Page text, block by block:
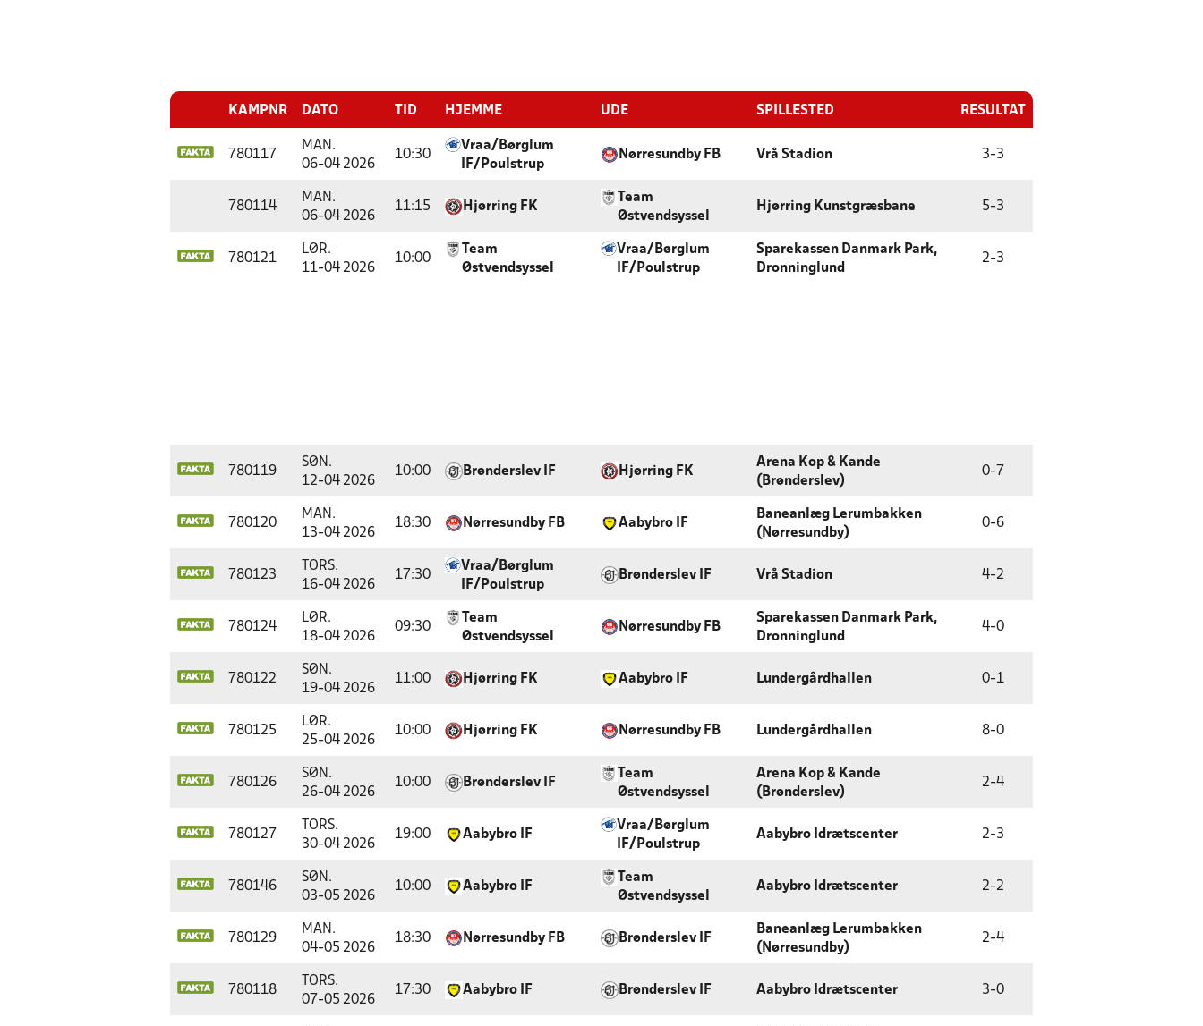
KAMPNR DATO TID HJEMME UDE SPILLESTED RESULTAT
780117
MAN.
06-04 2026
10:30
Vraa/Børglum
IF/Poulstrup
Nørresundby FB Vrå Stadion 3-3
780114
MAN.
06-04 2026
11:15 Hjørring FK
Team
Østvendsyssel
Hjørring Kunstgræsbane 5-3
780121
LØR.
11-04 2026
10:00
Team
Østvendsyssel
Vraa/Børglum
IF/Poulstrup
Sparekassen Danmark Park,
Dronninglund
2-3
780119
SØN.
12-04 2026
10:00 Brønderslev IF Hjørring FK
Arena Kop & Kande
(Brønderslev)
0- 7
780120
MAN.
13-04 2026
18:30 Nørresundby FB Aabybro IF
Baneanlæg Lerumbakken
(Nørresundby)
0-6
780123
TORS.
16-04 2026
17:30
Vraa/Børglum
IF/Poulstrup
Brønderslev IF Vrå Stadion 4-2
780124
LØR.
18-04 2026
09:30
Team
Østvendsyssel
Nørresundby FB
Sparekassen Danmark Park,
Dronninglund
4-0
780122
SØN.
19-04 2026
11:00 Hjørring FK Aabybro IF Lundergårdhallen 0-1
780125
LØR.
25-04 2026
10:00 Hjørring FK Nørresundby FB Lundergårdhallen 8-0
780126
SØN.
26-04 2026
10:00 Brønderslev IF
Team
Østvendsyssel
Arena Kop & Kande
(Brønderslev)
2-4
780127
TORS.
30-04 2026
19:00 Aabybro IF
Vraa/Børglum
IF/Poulstrup
Aabybro Idrætscenter 2-3
780146
SØN.
03-05 2026
10:00 Aabybro IF
Team
Østvendsyssel
Aabybro Idrætscenter 2-2
780129
MAN.
04-05 2026
18:30 Nørresundby FB Brønderslev IF
Baneanlæg Lerumbakken
(Nørresundby)
2-4
780118
TORS.
07-05 2026
17:30 Aabybro IF Brønderslev IF Aabybro Idrætscenter 3-0